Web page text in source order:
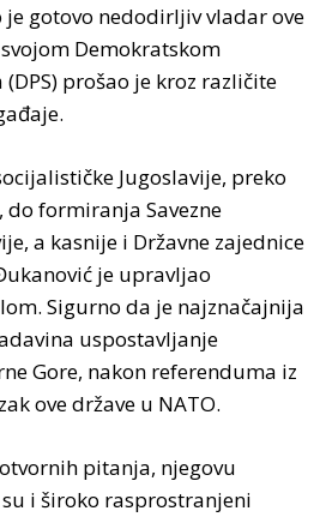
gotovo nedodirljiv vladar ove
Demokratskom
prošao je kroz različite
Jugoslavije, preko
do formiranja Savezne
a kasnije i Državne zajednice
je upravljao
Sigurno da je najznačajnija
uspostavljanje
Gore, nakon referenduma iz
ove države u NATO.
pitanja, njegovu
i široko rasprostranjeni